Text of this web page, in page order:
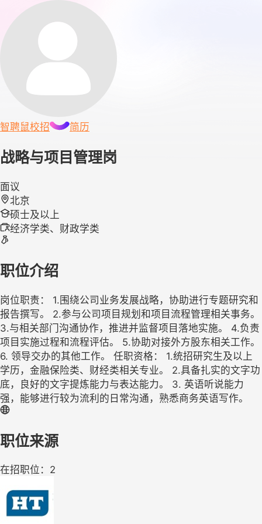
智聘鼠校招 简历
战略与项目管理岗
面议
北京
硕士及以上
经济学类、财政学类
职位介绍
岗位职责： 1.围绕公司业务发展战略，协助进行专题研究和
报告撰写。 2.参与公司项目规划和项目流程管理相关事务。
3.与相关部门沟通协作，推进并监督项目落地实施。 4.负责
项目实施过程和流程评估。 5.协助对接外方股东相关工作。
6. 领导交办的其他工作。 任职资格： 1.统招研究生及以上
学历，金融保险类、财经类相关专业。 2.具备扎实的文字功
底，良好的文字提炼能力与表达能力。 3. 英语听说能力
强，能够进行较为流利的日常沟通，熟悉商务英语写作。
职位来源
在招职位：2